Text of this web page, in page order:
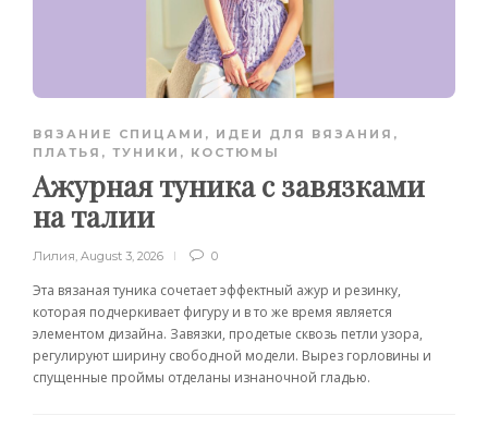
ВЯЗАНИЕ СПИЦАМИ , ИДЕИ ДЛЯ ВЯЗАНИЯ ,
ПЛАТЬЯ, ТУНИКИ, КОСТЮМЫ
Ажурная туника с завязками
на талии
Лилия, August 3, 2026 0
Эта вязаная туника сочетает эффектный ажур и резинку,
которая подчеркивает фигуру и в то же время является
элементом дизайна. Завязки, продетые сквозь петли узора,
регулируют ширину свободной модели. Вырез горловины и
спущенные проймы отделаны изнаночной гладью.